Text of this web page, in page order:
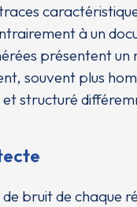
à un
présentent un
souvent plus
structuré
bruit de chaque